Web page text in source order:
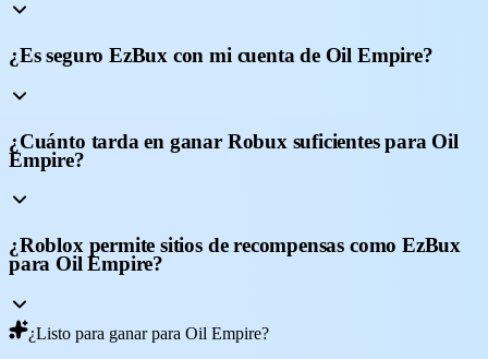
¿Es seguro EzBux con mi cuenta de Oil Empire?
¿Cuánto tarda en ganar Robux suficientes para Oil
Empire?
¿Roblox permite sitios de recompensas como EzBux
para Oil Empire?
¿Listo para ganar para Oil Empire?